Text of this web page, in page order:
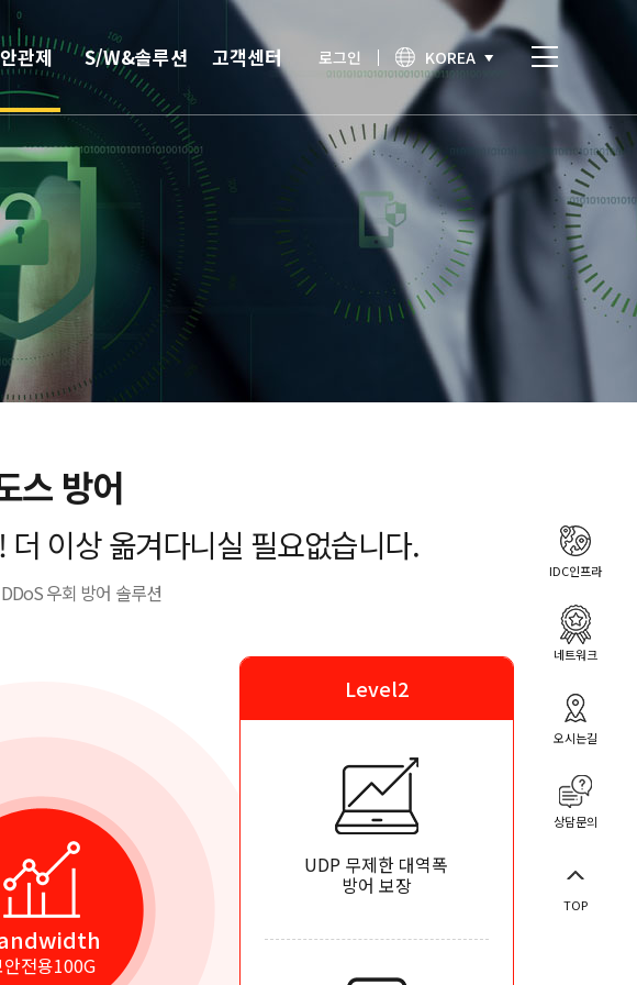
관제
섬웨어
리(RBI)
화벽
솔루션
& 백신
S/W&솔루션
부가서비스
SSO 통합인증
고객센터 로그인 KOREA
스 방어
더 이상 옮겨다니실 필요없습니다.
우회 방어 솔루션
Level2
UDP 무제한 대역폭
방어 보장
전용100G
IDC인프라
네트워크
오시는길
상담문의
TOP